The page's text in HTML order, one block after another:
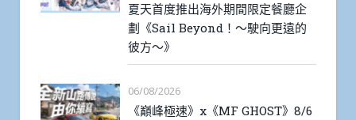
夏天首度推出海外期間限定餐廳企
劃《Sail Beyond！～駛向更遠的
彼方～》
06/08/2026
《巔峰極速》x《MF GHOST》8/6